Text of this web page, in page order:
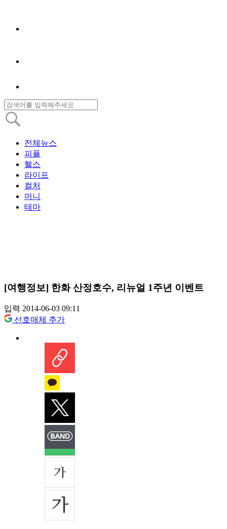
전체뉴스
피플
헬스
라이프
컬처
머니
테마
[여행정보] 한화 산정호수, 리뉴얼 1주년 이벤트
입력 2014-06-03 09:11
선호매체 추가